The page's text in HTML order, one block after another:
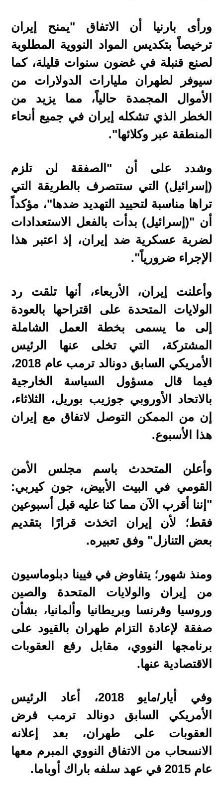
ورأى بارنيا أن الاتفاق "يمنح إيران
ترخيصاً بتكديس المواد النووية المطلوبة
لصنع قنبلة في غضون سنوات قليلة، كما
سيوفر لطهران مليارات الدولارات من
الأموال المجمدة حالياً، مما يزيد من
الخطر الذي تشكله إيران في جميع أنحاء
المنطقة عبر وكلائها".
وشدد على أن "الصفقة لن تلزم
(إسرائيل) التي ستتصرف بالطريقة التي
تراها مناسبة لتحييد التهديد ضدها"، مؤكداً
أن "(إسرائيل) بدأت بالفعل الاستعدادات
لضربة عسكرية ضد إيران، إذ اعتبر هذا
الإجراء ضرورياً".
وأعلنت إيران، الأربعاء، أنها تلقت رد
الولايات المتحدة على اقتراحها بالعودة
إلى ما يسمى بخطة العمل الشاملة
المشتركة، التي تخلى عنها الرئيس
الأمريكي السابق دونالد ترمب عام 2018،
فيما قال مسؤول السياسة الخارجية
بالاتحاد الأوروبي جوزيب بوريل، الثلاثاء،
إن من الممكن التوصل لاتفاق مع إيران
هذا الأسبوع.
وأعلن المتحدث باسم مجلس الأمن
القومي في البيت الأبيض، جون كيربي:
"إننا أقرب الآن مما كنا عليه قبل أسبوعين
فقط؛ لأن إيران اتخذت قرارًا بتقديم
بعض التنازل" وفق تعبيره.
ومنذ شهور؛ يتفاوض في فيينا دبلوماسيون
من إيران والولايات المتحدة والصين
وروسيا وفرنسا وبريطانيا وألمانيا، بشأن
صفقة لإعادة التزام طهران بالقيود على
برنامجها النووي، مقابل رفع العقوبات
الاقتصادية عنها.
وفي أيار/مايو 2018، أعاد الرئيس
الأمريكي السابق دونالد ترمب فرض
العقوبات على طهران، بعد إعلانه
الانسحاب من الاتفاق النووي المبرم معها
عام 2015 في عهد سلفه باراك أوباما.